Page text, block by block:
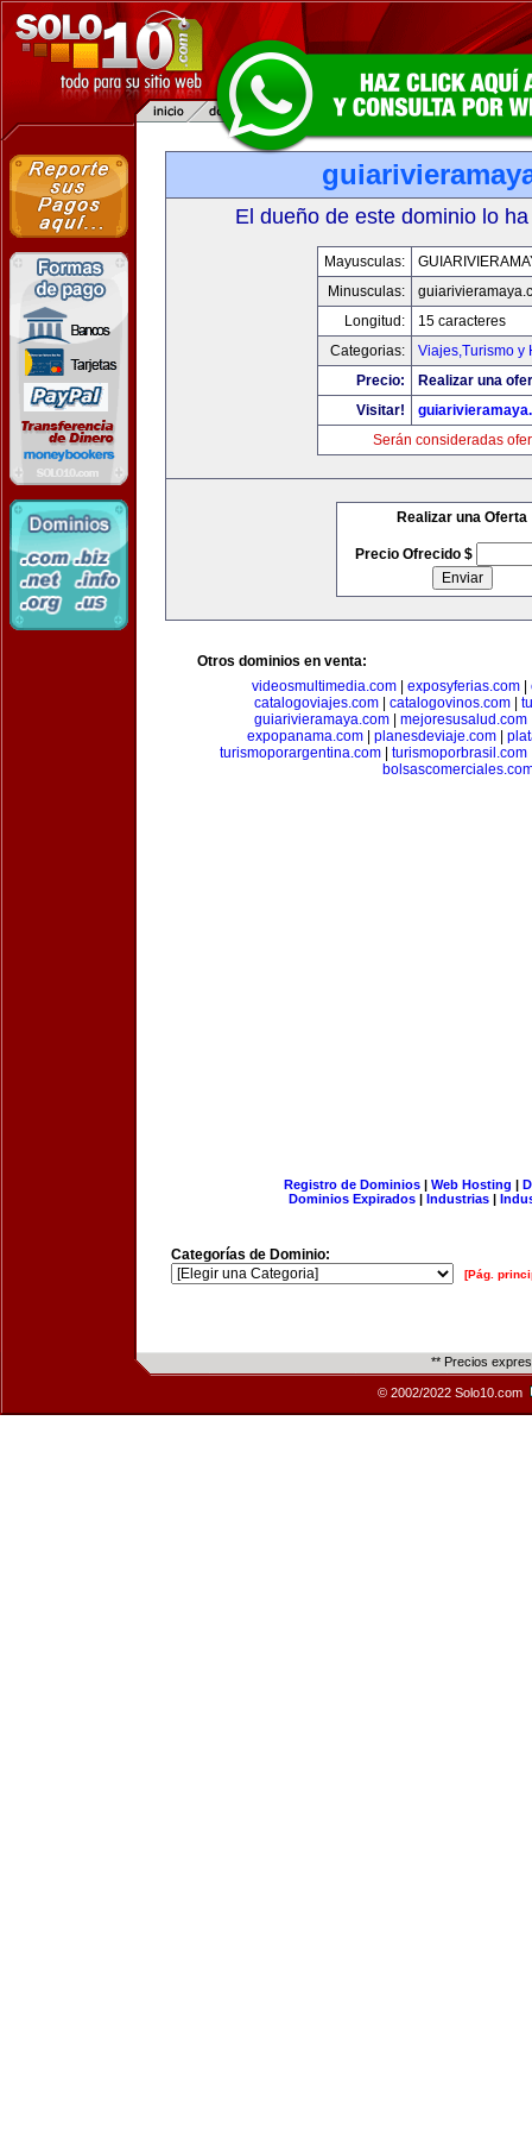
El dueño de este dominio lo
Mayusculas:
Minusculas:
Longitud:
15 caracteres
Categorias:
Viajes,Turismo y
Precio:
Realizar una
Visitar!
Serán consideradas
Realizar una Oferta
Precio Ofrecido $
Otros dominios en venta:
videosmultimedia.com
exposyferias.com
catalogoviajes.com| catalogovinos.com|
guiarivieramaya.com
mejoresusalud.com
expopanama.com| planesdeviaje.com|
turismoporargentina.com| turismoporbrasil.com
Registro de Dominios| Web Hosting |
Dominios Expirados | Industrias |
Categorías de Dominio:
[Pág.
** Precios
© 2002/2022 Solo10.com